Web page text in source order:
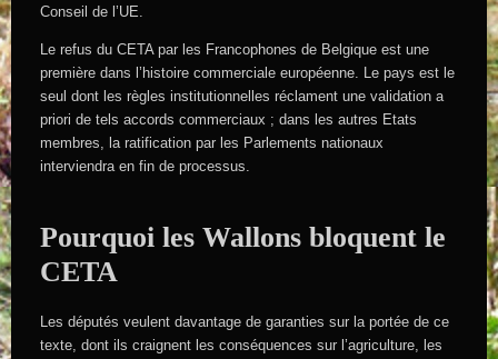
Conseil de l’UE.
Le refus du CETA par les Francophones de Belgique est une
première dans l’histoire commerciale européenne. Le pays est le
seul dont les règles institutionnelles réclament une validation a
priori de tels accords commerciaux ; dans les autres Etats
membres, la ratification par les Parlements nationaux
interviendra en fin de processus.
Pourquoi les Wallons bloquent le
CETA
Les députés veulent davantage de garanties sur la portée de ce
texte, dont ils craignent les conséquences sur l’agriculture, les